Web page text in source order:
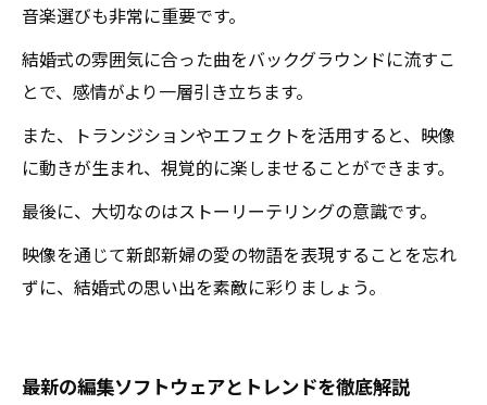
音楽選びも非常に重要です。
結婚式の雰囲気に合った曲をバックグラウンドに流すこ
とで、感情がより一層引き立ちます。
また、トランジションやエフェクトを活用すると、映像
に動きが生まれ、視覚的に楽しませることができます。
最後に、大切なのはストーリーテリングの意識です。
映像を通じて新郎新婦の愛の物語を表現することを忘れ
ずに、結婚式の思い出を素敵に彩りましょう。
最新の編集ソフトウェアとトレンドを徹底解説